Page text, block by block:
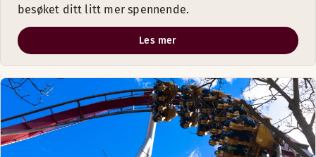
besøket ditt litt mer spennende.
Les mer